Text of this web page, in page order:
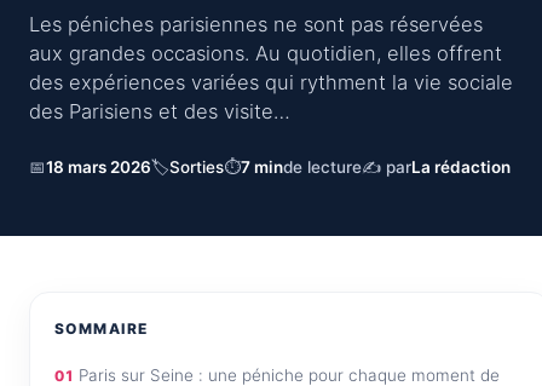
Les péniches parisiennes ne sont pas réservées
aux grandes occasions. Au quotidien, elles offrent
des expériences variées qui rythment la vie sociale
des Parisiens et des visite…
📅18 mars 2026🏷Sorties⏱7 minde lecture✍ parLa rédaction
SOMMAIRE
01 Paris sur Seine : une péniche pour chaque moment de